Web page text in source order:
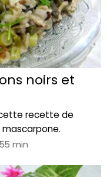
noirs et
recette de
min